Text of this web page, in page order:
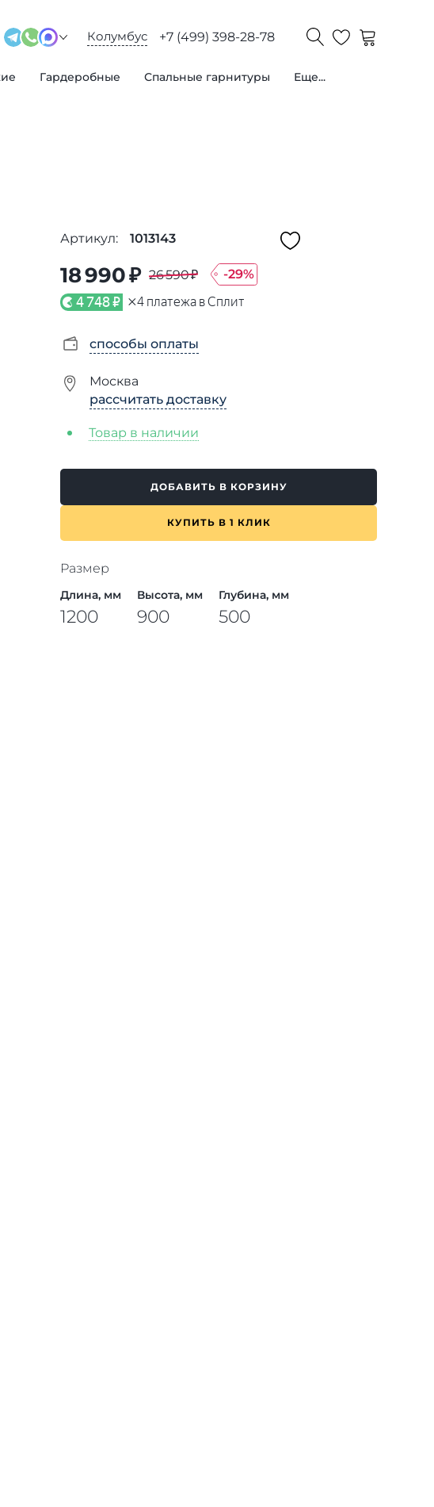
Гардеробные Спальные гарнитуры Еще...
Колумбус +7 (499) 398-28-78
Артикул: 1013143
18 990 ₽ 26 590 ₽ -29%
4 748 ₽ ×4 платежа в Сплит
способы оплаты
Москва
рассчитать доставку
Товар в наличии
ДОБАВИТЬ В КОРЗИНУ
КУПИТЬ В 1 КЛИК
Размер
Длина, мм
1200
Высота, мм
900
Глубина, мм
500